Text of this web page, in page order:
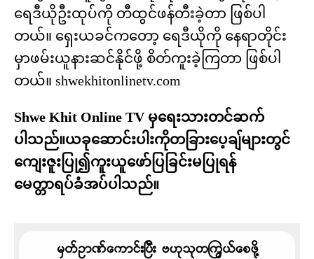
ရေဒီယိုဦးထုပ်ကို တီထွင်ဖန်တီးခဲ့တာ ဖြစ်ပါ
တယ်။ ရှေးယခင်ကတော့ ရေဒီယိုကို နေရာတိုင်း
မှာဖမ်းယူနားဆင်နိုင်ဖို့ စိတ်ကူးခဲ့ကြတာ ဖြစ်ပါ
တယ်။ shwekhitonlinetv.com
Shwe Khit Online TV မှရေးသားတင်ဆက်
ပါသည်။ယခုဆောင်းပါးကိုတခြားပေ့ချ်များတွင်
ကျေးဇူးပြု၍ကူးယူဖော်ပြခြင်းမပြုရန်
မေတ္တာရပ်ခံအပ်ပါသည်။